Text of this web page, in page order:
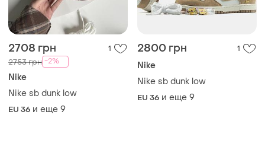
2708 грн 1
2753 грн -2%
Nike
Nike sb dunk low
EU 36 и еще 9
2800 грн 1
Nike
Nike sb dunk low
EU 36 и еще 9